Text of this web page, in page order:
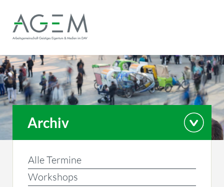
Archiv
Alle Termine
Workshops